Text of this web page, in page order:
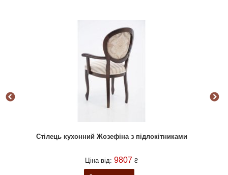
Стілець кухонний Жозефіна з підлокітниками
Ціна від: 9807 ₴